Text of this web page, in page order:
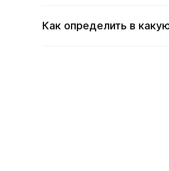
Как определить в